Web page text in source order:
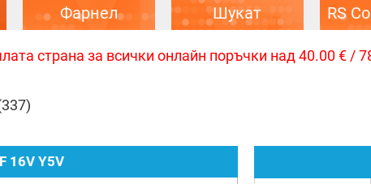
Фарнел Шукат RS
страна за всички онлайн поръчки над 40.00 € /
16V Y5V